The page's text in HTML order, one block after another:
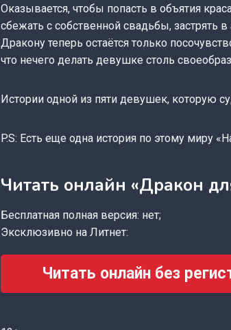
Оказывается, чтобы попасть в объятия
сбежать с собственной свадьбы, застрять
Дракону теперь остаётся только
что нечего делать девушке столь
Истории одной из пяти девушек, которую
P.S: Есть еще одна история по этому миру
Читать онлайн «Дракон
Бесплатная полная версия: нет;
Эксклюзивно на Литнет:
Читать онлайн без